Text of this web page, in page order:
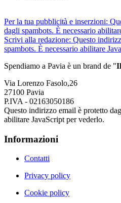
Per la tua pubblicità e inserzioni:
dagli spambots. È necessario
Scrivi alla redazione: Questo
spambots. È necessario abilitare
Spendiamo a Pavia è un brand de "
Via Lorenzo Fasolo,26
27100 Pavia
P.IVA - 02163050186
Questo indirizzo email è protetto
abilitare JavaScript per vederlo.
Informazioni
Contatti
Privacy policy
Cookie policy